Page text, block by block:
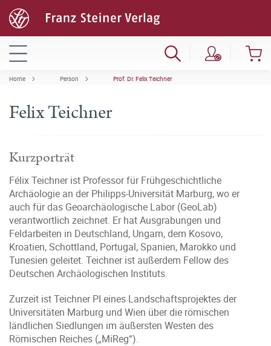
Home Person Prof. Dr. Felix Teichner
Felix Teichner
Kurzporträt
Félix Teichner ist Professor für Frühgeschichtliche
Archäologie an der Philipps-Universität Marburg, wo er
auch für das Geoarchäologische Labor (GeoLab)
verantwortlich zeichnet. Er hat Ausgrabungen und
Feldarbeiten in Deutschland, Ungarn, dem Kosovo,
Kroatien, Schottland, Portugal, Spanien, Marokko und
Tunesien geleitet. Teichner ist außerdem Fellow des
Deutschen Archäologischen Instituts.
Zurzeit ist Teichner PI eines Landschaftsprojektes der
Universitäten Marburg und Wien über die römischen
ländlichen Siedlungen im äußersten Westen des
Römischen Reiches („MiReg“).